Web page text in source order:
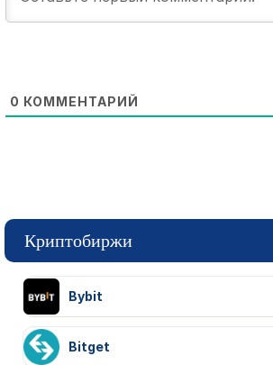
0 КОММЕНТАРИЙ
Криптобиржи
Bybit
Bitget